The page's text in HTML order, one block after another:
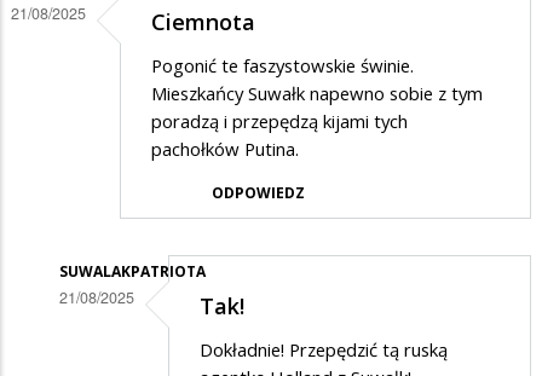
21/08/2025 Ciemnota
Pogonić te faszystowskie świnie.
Mieszkańcy Suwałk napewno sobie z tym
poradzą i przepędzą kijami tych
pachołków Putina.
ODPOWIEDZ
SUWALAKPATRIOTA
21/08/2025 Tak!
Dokładnie! Przepędzić tą ruską